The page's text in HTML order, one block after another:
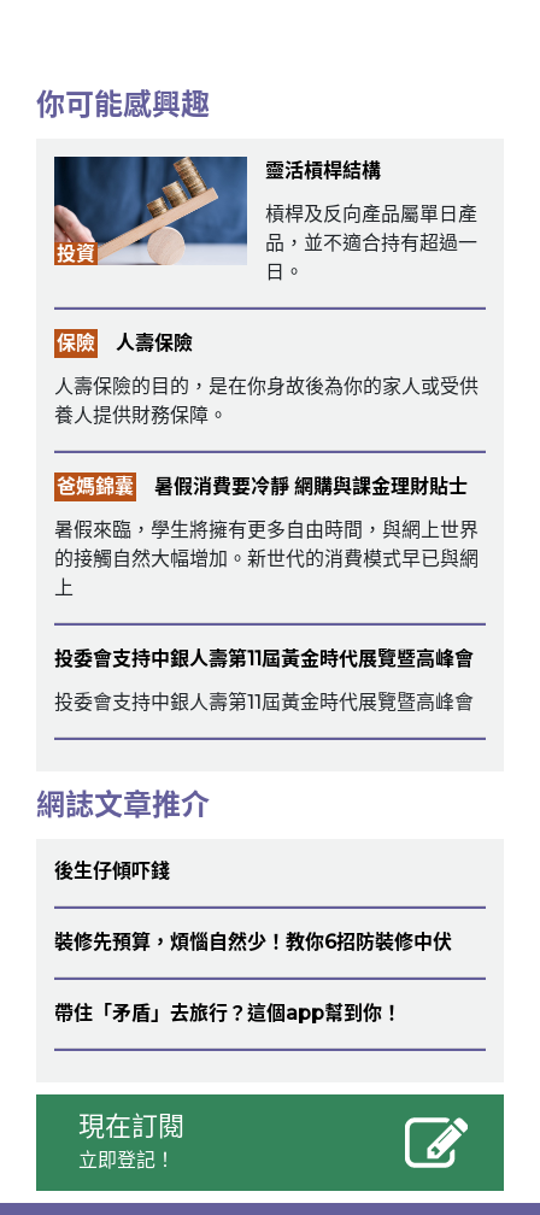
你可能感興趣
投資
靈活槓桿結構
槓桿及反向產品屬單日產
品，並不適合持有超過一
日。
保險
人壽保險
人壽保險的目的，是在你身故後為你的家人或受供
養人提供財務保障。
爸媽錦囊
暑假消費要冷靜 網購與課金理財貼士
暑假來臨，學生將擁有更多自由時間，與網上世界
的接觸自然大幅增加。新世代的消費模式早已與網
上
投委會支持中銀人壽第11屆黃金時代展覽暨高峰會
投委會支持中銀人壽第11屆黃金時代展覽暨高峰會
網誌文章推介
後生仔傾吓錢
裝修先預算，煩惱自然少！教你6招防裝修中伏
帶住「矛盾」去旅行？這個app幫到你！
現在訂閱
立即登記！